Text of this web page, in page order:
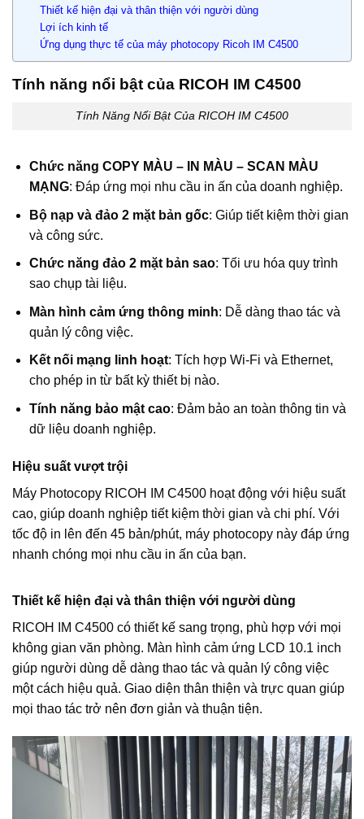
Thiết kế hiện đại và thân thiện với người dùng
Lợi ích kinh tế
Ứng dụng thực tế của máy photocopy Ricoh IM C4500
Tính năng nổi bật của RICOH IM C4500
Tính Năng Nổi Bật Của RICOH IM C4500
Chức năng COPY MÀU – IN MÀU – SCAN MÀU
MẠNG: Đáp ứng mọi nhu cầu in ấn của doanh nghiệp.
Bộ nạp và đảo 2 mặt bản gốc: Giúp tiết kiệm thời gian
và công sức.
Chức năng đảo 2 mặt bản sao: Tối ưu hóa quy trình
sao chụp tài liệu.
Màn hình cảm ứng thông minh: Dễ dàng thao tác và
quản lý công việc.
Kết nối mạng linh hoạt: Tích hợp Wi-Fi và Ethernet,
cho phép in từ bất kỳ thiết bị nào.
Tính năng bảo mật cao: Đảm bảo an toàn thông tin và
dữ liệu doanh nghiệp.
Hiệu suất vượt trội
Máy Photocopy RICOH IM C4500 hoạt động với hiệu suất
cao, giúp doanh nghiệp tiết kiệm thời gian và chi phí. Với
tốc độ in lên đến 45 bản/phút, máy photocopy này đáp ứng
nhanh chóng mọi nhu cầu in ấn của bạn.
Thiết kế hiện đại và thân thiện với người dùng
RICOH IM C4500 có thiết kế sang trọng, phù hợp với mọi
không gian văn phòng. Màn hình cảm ứng LCD 10.1 inch
giúp người dùng dễ dàng thao tác và quản lý công việc
một cách hiệu quả. Giao diện thân thiện và trực quan giúp
mọi thao tác trở nên đơn giản và thuận tiện.